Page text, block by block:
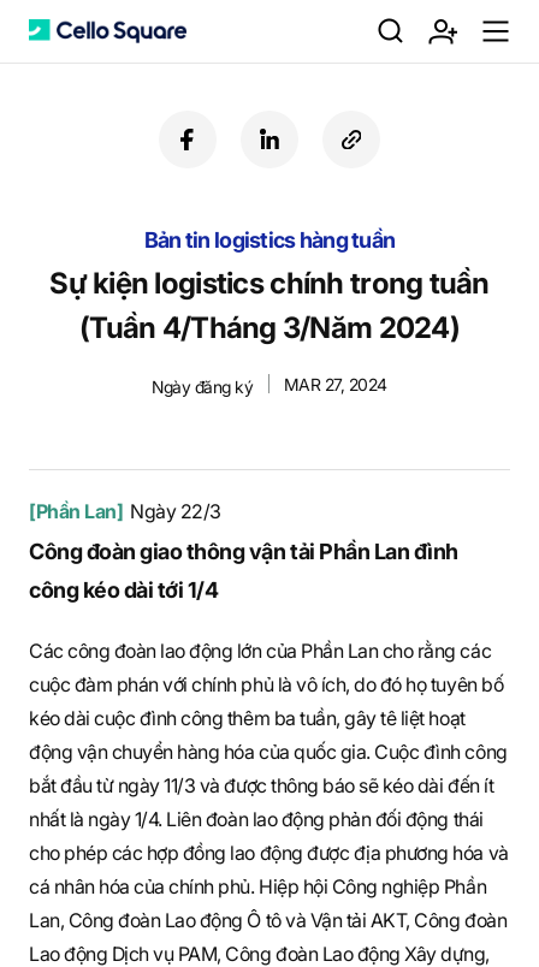
C
S
q
u
r
검 회 m
f
a
b
o
o
k
i
e
i
n
c
o
U
R
L
Bản tin logistics hàng tuần
Sự kiện logistics chính trong tuần
(Tuần 4/Tháng 3/Năm 2024)
Ngày đăng ký MAR 27, 2024
[Phần Lan] Ngày 22/3
Công đoàn giao thông vận tải Phần Lan đình
công kéo dài tới 1/4
Các công đoàn lao động lớn của Phần Lan cho rằng các
cuộc đàm phán với chính phủ là vô ích, do đó họ tuyên bố
kéo dài cuộc đình công thêm ba tuần, gây tê liệt hoạt
động vận chuyển hàng hóa của quốc gia. Cuộc đình công
bắt đầu từ ngày 11/3 và được thông báo sẽ kéo dài đến ít
nhất là ngày 1/4. Liên đoàn lao động phản đối động thái
cho phép các hợp đồng lao động được địa phương hóa và
cá nhân hóa của chính phủ. Hiệp hội Công nghiệp Phần
Lan, Công đoàn Lao động Ô tô và Vận tải AKT, Công đoàn
Lao động Dịch vụ PAM, Công đoàn Lao động Xây dựng,